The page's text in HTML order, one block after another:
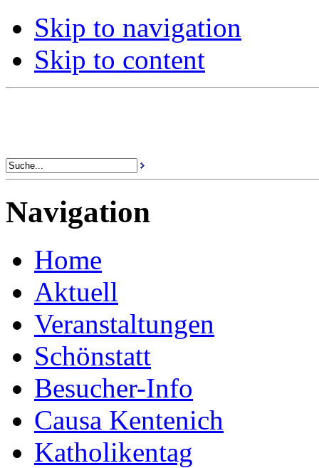
Skip to navigation
Skip to content
Navigation
Home
Aktuell
Veranstaltungen
Schönstatt
Besucher-Info
Causa Kentenich
Katholikentag